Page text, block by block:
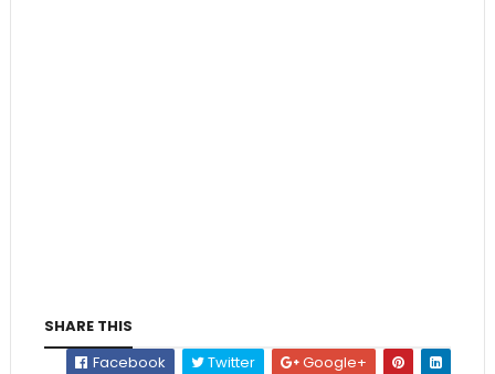
SHARE THIS
Facebook
Twitter Google+